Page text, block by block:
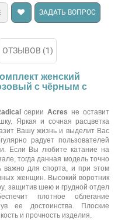
ЗАДАТЬ ВОПРОС
ОТЗЫВОВ (1)
женский
с чёрным с
серии Acres не оставит
Яркая и сочная расцветка
Вашу жизнь и выделит Вас
радует пользователей
Если Вы любите катание на
тогда данная модель точно
важно для спорта, и при этом
женщин. Высокий воротник
защитив шею и грудной отдел
плотное облегание
ее достоинства. Плоские
и прочность изделия.